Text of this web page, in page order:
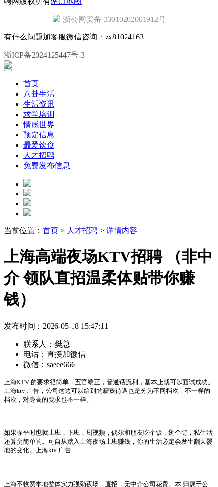
浙公网安备 33010202001912号
有什么问题加客服微信咨询：zx81024163
浙ICP备2024125447号-3
首页
八卦生活
生活资讯
求学培训
情感世界
预定信息
最爱饮食
人才招聘
免费发布信息
当前位置： 首页 > 人才招聘 > 详情内容
上海高端夜场KTV招聘 （非中
介 领队直招温柔体贴带你赚
钱）
发布时间：2026-05-18 15:47:11
联系人： 樊总
电话： 直接加微信
微信： saeee666
上海KTV 的要求很简单，五官端正，普通话流利，基本上就可以面试成功。
上海ktv 广告，公司这边可以给到的薪资待遇也是分为不同档次，不一样的
档次，对身高的要求也不一样。
如果你平时也就上班，下班，刷视频，偶尔和朋友吃个饭，逛个街，私生活
还算蛮简单的。可自从踏入上海夜场上班赚钱，你的生活必定会发生翻天覆
地的变化。上海ktv 广告
上海不收费本地整体实力强劲夜场，直招，无中介公司花费。本 归属于公